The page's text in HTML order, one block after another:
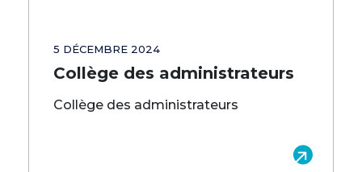
5 DÉCEMBRE 2024
Collège des administrateurs
Collège des administrateurs